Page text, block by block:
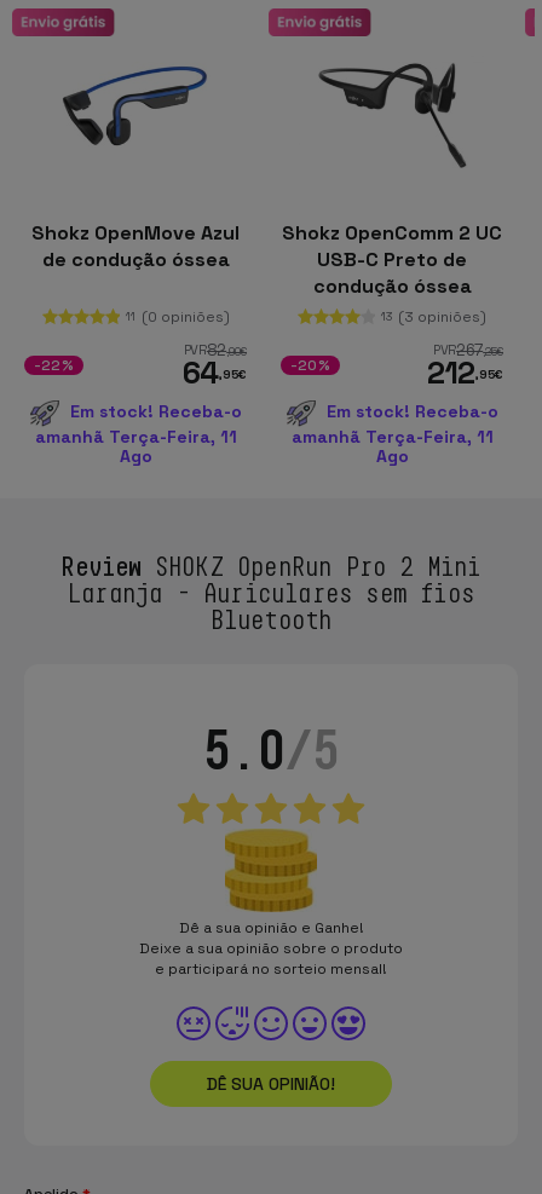
Shokz OpenMove Azul
de condução óssea
11 (0 opiniões)
PVR82,90€
64,95€
-22%
Em stock! Receba-o
amanhã Terça-Feira, 11
Ago
Shokz OpenComm 2 UC
USB-C Preto de
condução óssea
13 (3 opiniões)
PVR267,25€
212,95€
-20%
Em stock! Receba-o
amanhã Terça-Feira, 11
Ago
Review SHOKZ OpenRun Pro 2 Mini
Laranja - Auriculares sem fios
Bluetooth
5.0/5
Dê a sua opinião e Ganhe!
Deixe a sua opinião sobre o produto
e participará no sorteio mensal!
DÊ SUA OPINIÃO!